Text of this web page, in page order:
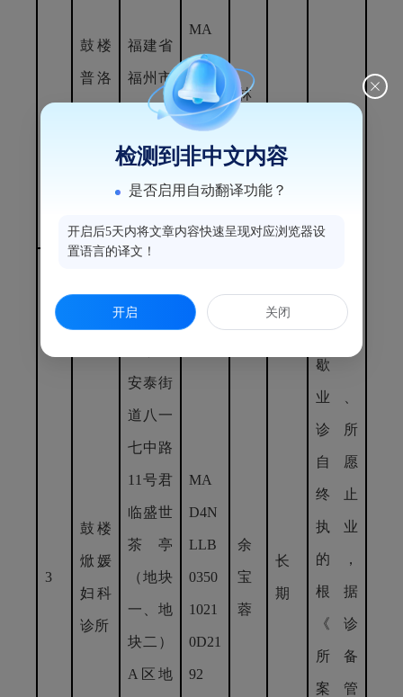
诊所
歇
业、
诊所
自愿
终止
执业
的，
根据
《诊
所备
案管
鼓楼
普洛
福建省
福州市
鼓楼区
八一七
MA
DAX
BH2
4350
1021
0D22
12
林
姿
期
3
鼓楼
焮媛
妇科
诊所
福州市
安泰街
道八一
七中路
11号君
临盛世
茶亭
（地块
一、地
块二）
A区地
MA
D4N
LLB
0350
1021
0D21
92
余
宝
蓉
长
期
检测到非中文内容
是否启用自动翻译功能？
开启后5天内将文章内容快速呈现对应浏览器设
置语言的译文！
开启 关闭